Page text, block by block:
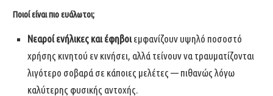
Ποιοί είναι πιο ευάλωτοι;
Νεαροί ενήλικες και έφηβοιεμφανίζουν υψηλό ποσοστό
χρήσης κινητού εν κινήσει, αλλά τείνουν να τραυματίζονται
λιγότερο σοβαρά σε κάποιες μελέτες — πιθανώς λόγω
καλύτερης φυσικής αντοχής.